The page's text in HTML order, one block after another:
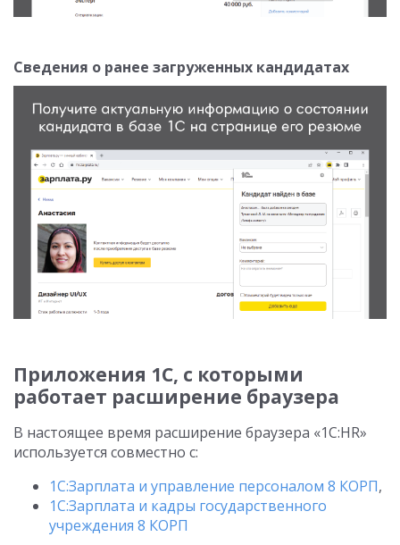
Сведения о ранее загруженных кандидатах
Приложения 1С, с которыми
работает расширение браузера
В настоящее время расширение браузера «1C:HR»
используется совместно с:
1С:Зарплата и управление персоналом 8 КОРП,
1С:Зарплата и кадры государственного
учреждения 8 КОРП